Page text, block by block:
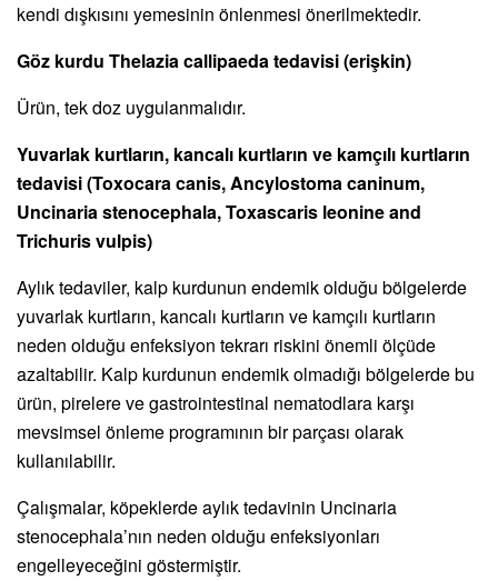
kendi dışkısını yemesinin önlenmesi önerilmektedir.
Göz kurdu Thelazia callipaeda tedavisi (erişkin)
Ürün, tek doz uygulanmalıdır.
Yuvarlak kurtların, kancalı kurtların ve kamçılı kurtların
tedavisi (Toxocara canis, Ancylostoma caninum,
Uncinaria stenocephala, Toxascaris leonine and
Trichuris vulpis)
Aylık tedaviler, kalp kurdunun endemik olduğu bölgelerde
yuvarlak kurtların, kancalı kurtların ve kamçılı kurtların
neden olduğu enfeksiyon tekrarı riskini önemli ölçüde
azaltabilir. Kalp kurdunun endemik olmadığı bölgelerde bu
ürün, pirelere ve gastrointestinal nematodlara karşı
mevsimsel önleme programının bir parçası olarak
kullanılabilir.
Çalışmalar, köpeklerde aylık tedavinin Uncinaria
stenocephala’nın neden olduğu enfeksiyonları
engelleyeceğini göstermiştir.